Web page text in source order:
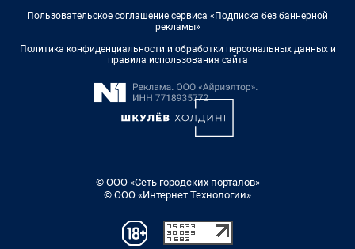
Пользовательское соглашение сервиса «Подписка без баннерной
рекламы»
Политика конфиденциальности и обработки персональных данных и
правила использования сайта
© ООО «Сеть городских порталов»
© ООО «Интернет Технологии»